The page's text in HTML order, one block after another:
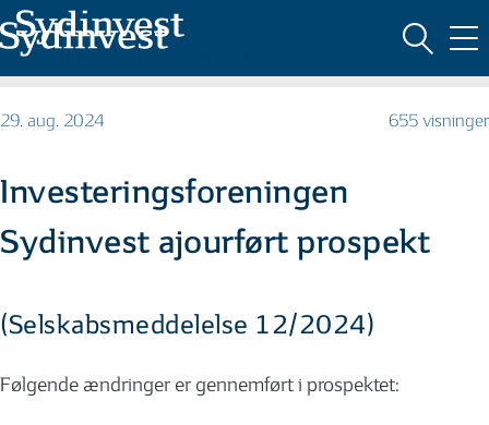
MARKEDSFØRINGSMATERIALE
29. aug. 2024 655 visninger
Investeringsforeningen
Sydinvest ajourført prospekt
(Selskabsmeddelelse 12/2024)
Følgende ændringer er gennemført i prospektet: